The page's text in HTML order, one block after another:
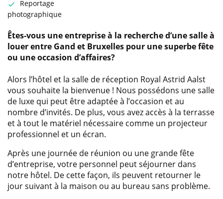
Reportage
photographique
Êtes-vous une entreprise à la recherche d’une salle à
louer entre Gand et Bruxelles pour une superbe fête
ou une occasion d’affaires?
Alors l’hôtel et la salle de réception Royal Astrid Aalst
vous souhaite la bienvenue ! Nous possédons une salle
de luxe qui peut être adaptée à l’occasion et au
nombre d’invités. De plus, vous avez accès à la terrasse
et à tout le matériel nécessaire comme un projecteur
professionnel et un écran.
Après une journée de réunion ou une grande fête
d’entreprise, votre personnel peut séjourner dans
notre hôtel. De cette façon, ils peuvent retourner le
jour suivant à la maison ou au bureau sans problème.